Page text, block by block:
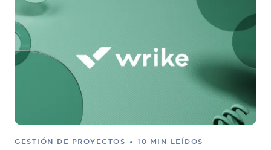
GESTIÓN DE PROYECTOS 10 MIN LEÍDOS